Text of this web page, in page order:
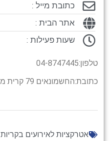
כתובת מייל :
אתר הבית :
שעות פעילות :
טלפון:04-8747445
כתובת:החשמונאים 79 קרית מוצקין
אטרקציות לאירועים בקריות